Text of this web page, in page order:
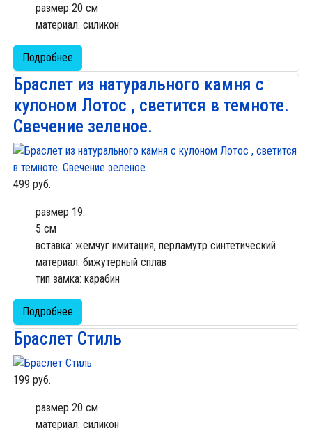
размер 20 см
материал: силикон
Подробнее
Браслет из натурального камня с
кулоном Лотос , светится в темноте.
Свечение зеленое.
499 руб.
размер 19.
5 см
вставка: жемчуг имитация, перламутр синтетический
материал: бижутерный сплав
тип замка: карабин
Подробнее
Браслет Стиль
199 руб.
размер 20 см
материал: силикон